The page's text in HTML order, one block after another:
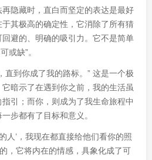
隐藏时，直白而坚定的表达是最好
其极高的确定性，它消除了所有猜
避的、明确的吸引力。它不是简单
或缺”。
直到你成了我的路标。” 这是一个极
暗示了在遇到你之前，我的生活虽
引；而你，则成为了我生命旅程中
步都有了目标和意义。
人’，我现在都直接给他们看你的照
，它将内在的情感，具象化成了可